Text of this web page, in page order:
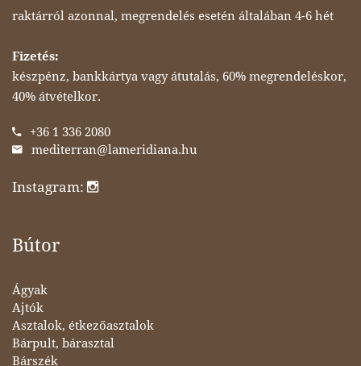
raktárról azonnal, megrendelés esetén általában 4-6 hét
Fizetés:
készpénz, bankkártya vagy átutalás, 60% megrendeléskor,
40% átvételkor.
+36 1 336 2080
mediterran@lameridiana.hu
Instagram:
Bútor
Ágyak
Ajtók
Asztalok, étkezőasztalok
Bárpult, bárasztal
Bárszék